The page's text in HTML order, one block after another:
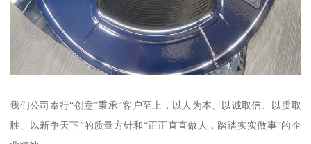
我们公司奉行“创意”秉承“客户至上，以人为本、以诚取信、以质取
胜、以新争天下”的质量方针和“正正直直做人，踏踏实实做事”的企